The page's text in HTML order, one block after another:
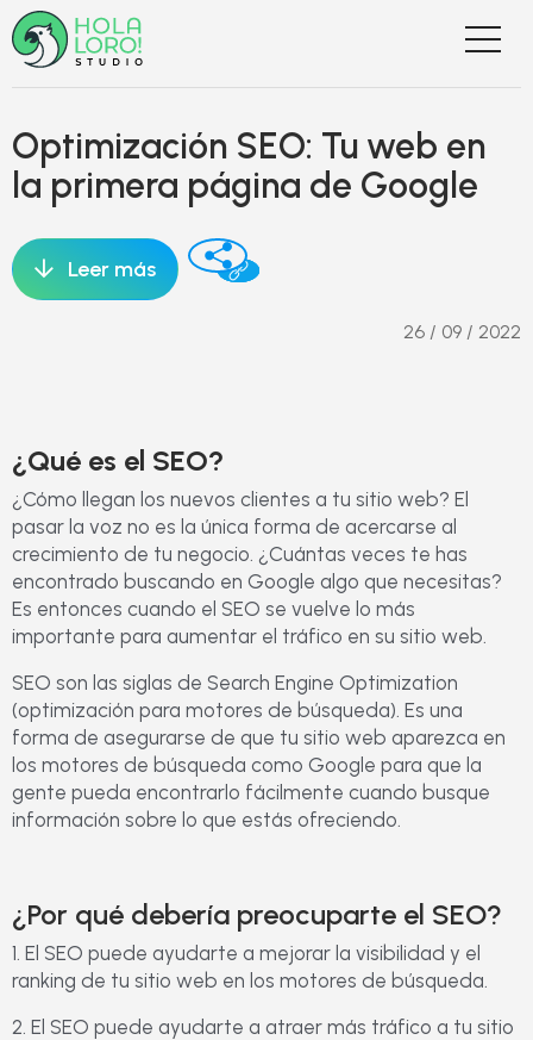
Optimización SEO: Tu web en
la primera página de Google
Leer más
26 / 09 / 2022
¿Qué es el SEO?
¿Cómo llegan los nuevos clientes a tu sitio web? El
pasar la voz no es la única forma de acercarse al
crecimiento de tu negocio. ¿Cuántas veces te has
encontrado buscando en Google algo que necesitas?
Es entonces cuando el SEO se vuelve lo más
importante para aumentar el tráfico en su sitio web.
SEO son las siglas de Search Engine Optimization
(optimización para motores de búsqueda). Es una
forma de asegurarse de que tu sitio web aparezca en
los motores de búsqueda como Google para que la
gente pueda encontrarlo fácilmente cuando busque
información sobre lo que estás ofreciendo.
¿Por qué debería preocuparte el SEO?
1. El SEO puede ayudarte a mejorar la visibilidad y el
ranking de tu sitio web en los motores de búsqueda.
2. El SEO puede ayudarte a atraer más tráfico a tu sitio